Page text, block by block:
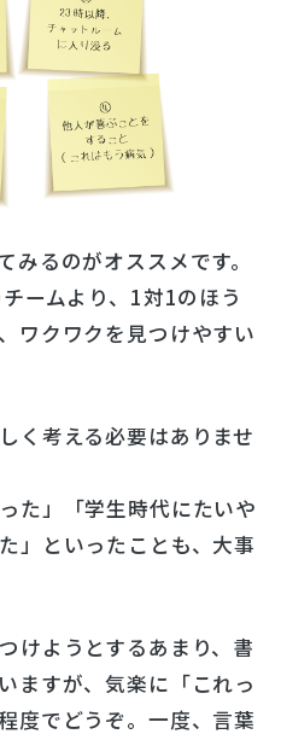
みるのがオススメです。
ームより、1対1のほう
ワクワクを見つけやすい
く考える必要はありませ
た」「学生時代にたいや
」といったことも、大事
けようとするあまり、書
ますが、気楽に「これっ
度でどうぞ。一度、言葉